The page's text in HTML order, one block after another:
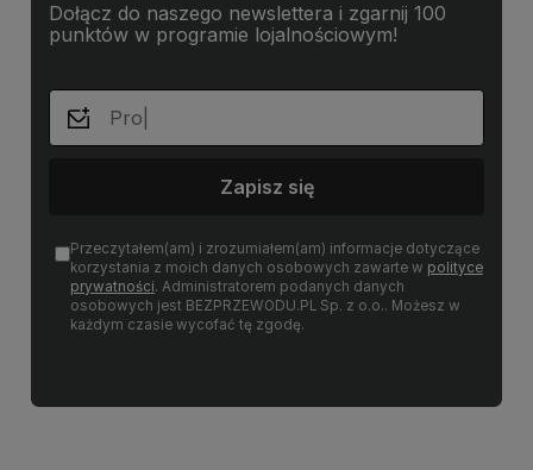
Dołącz do naszego newslettera i zgarnij 100
punktów w programie lojalnościowym!
Zapisz się
Przeczytałem(am) i zrozumiałem(am) informacje dotyczące
korzystania z moich danych osobowych zawarte w polityce
prywatności. Administratorem podanych danych
osobowych jest BEZPRZEWODU.PL Sp. z o.o.. Możesz w
każdym czasie wycofać tę zgodę.